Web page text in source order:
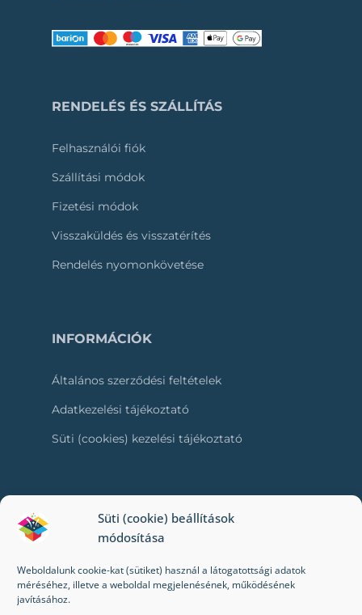
Süti (cookie) beállítások
módosítása
Weboldalunk cookie-kat (sütiket) használ a látogatottsági adatok
méréséhez, illetve a weboldal megjelenésének, működésének
javításához.
RENDELÉS ÉS SZÁLLÍTÁS
Felhasználói fiók
Szállítási módok
Fizetési módok
Visszaküldés és visszatérítés
Rendelés nyomonkövetése
INFORMÁCIÓK
Általános szerződési feltételek
Adatkezelési tájékoztató
Süti (cookies) kezelési tájékoztató
RÓLUNK
Kik vagyunk mi?